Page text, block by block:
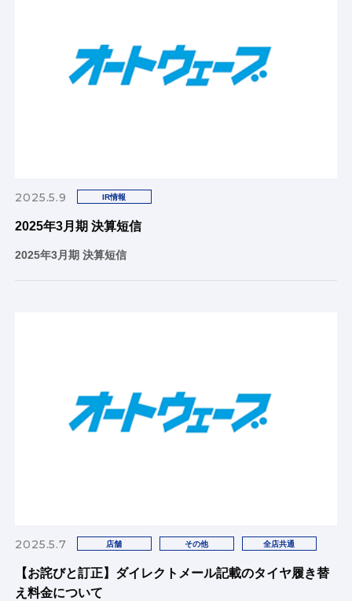
2025.5.9 IR情報
2025年3月期 決算短信
2025年3月期 決算短信
2025.5.7 店舗 その他 全店共通
【お詫びと訂正】ダイレクトメール記載のタイヤ履き替
え料金について